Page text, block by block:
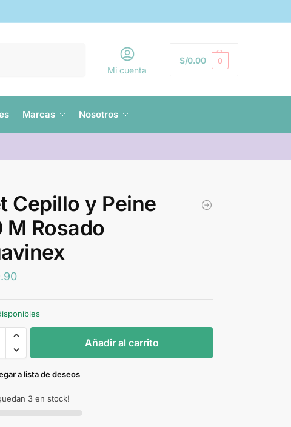
Mi cuenta
S/0.00 0
Marcas Nosotros
Cepillo y Peine
M Rosado
Añadir al carrito
a lista de deseos
3 en stock!